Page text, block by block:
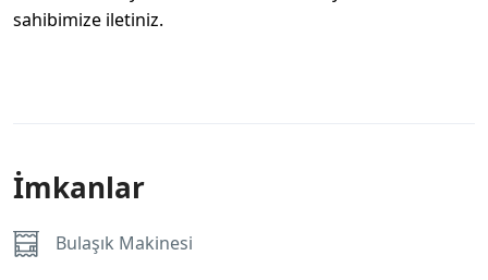
sahibimize iletiniz.
İmkanlar
Bulaşık Makinesi